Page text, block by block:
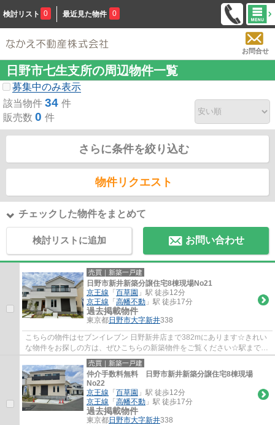
検討リスト 0 最近見た物件 0
お問合せ
日野市七生支所の周辺物件一覧
募集中のみ表示
該当物件 34 件
販売数 0 件
さらに条件を絞り込む
物件リクエスト
チェックした物件をまとめて
検討リストに追加 お問い合わせ
売買｜新築一戸建
日野市新井新築分譲住宅8棟現場No21
京王線 「 百草園 」駅 徒歩12分
京王線 「 高幡不動 」駅 徒歩17分
過去掲載物件
東京都日野市大字新井338
こちらの物件はセブンイレブン 日野新井店まで382mにあります☆きれい
な物件をお探しの方は、ぜひこちらの新築物件をご覧ください☆駅まで徒
歩１２分の場所にある物件です☆周辺環境も良...
売買｜新築一戸建
仲介手数料無料 日野市新井新築分譲住宅8棟現場
No22
京王線 「 百草園 」駅 徒歩12分
京王線 「 高幡不動 」駅 徒歩17分
過去掲載物件
東京都日野市大字新井338